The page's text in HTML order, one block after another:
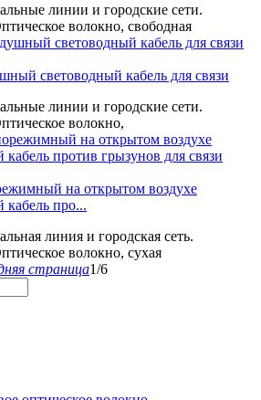
линии и городские сети.
волокно, свободная
световодный кабель для связи
линии и городские сети.
волокно,
на открытом воздухе
кабель про...
линия и городская сеть.
волокно, сухая
страница1/6